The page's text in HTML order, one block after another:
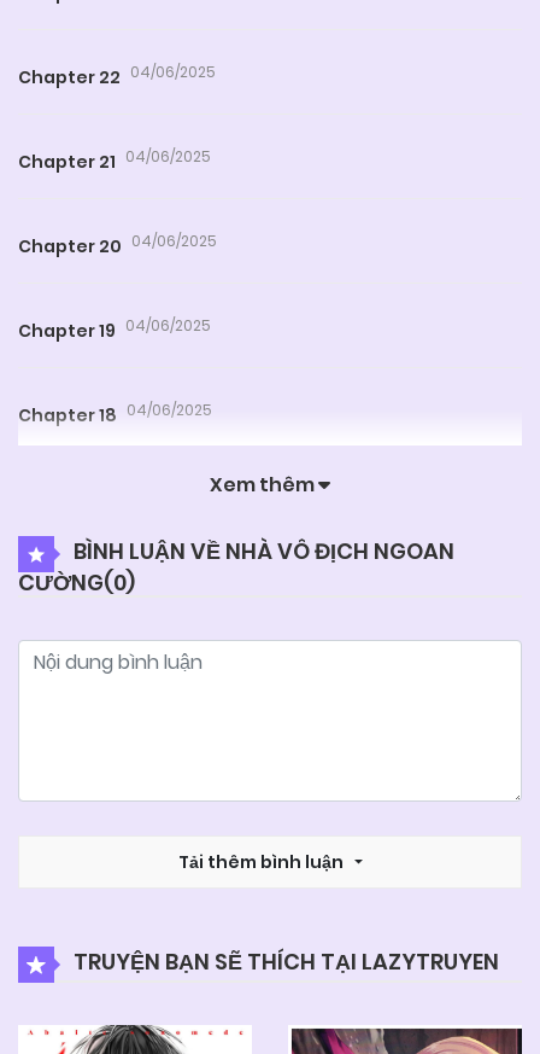
Chapter 22 04/06/2025
Chapter 21 04/06/2025
Chapter 20 04/06/2025
Chapter 19 04/06/2025
Chapter 18 04/06/2025
04/06/2025
Chapter 16 04/06/2025
Chapter 15 04/06/2025
Xem thêm
BÌNH LUẬN VỀ NHÀ VÔ ĐỊCH NGOAN
CƯỜNG(0)
Tải thêm bình luận
TRUYỆN BẠN SẼ THÍCH TẠI LAZYTRUYEN